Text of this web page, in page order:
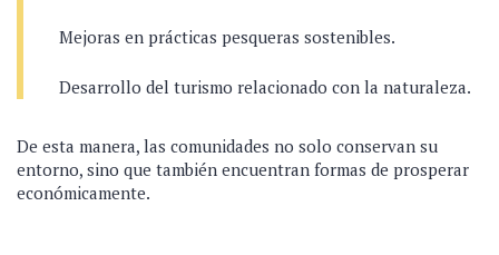
Mejoras en prácticas pesqueras sostenibles.
Desarrollo del turismo relacionado con la naturaleza.
De esta manera, las comunidades no solo conservan su
entorno, sino que también encuentran formas de prosperar
económicamente.